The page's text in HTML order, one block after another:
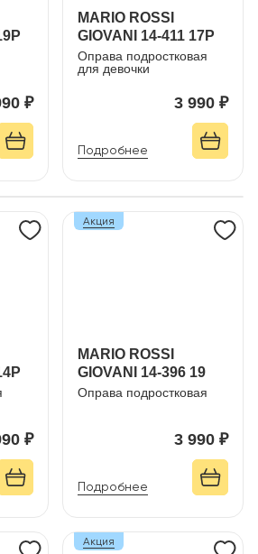
₽
MARIO ROSSI
GIOVANI 14-411 17P
Оправа подростковая
для девочки
3 990 ₽
Подробнее
₽
MARIO ROSSI
GIOVANI 14-396 19
Оправа подростковая
3 990 ₽
Подробнее
Акция
Акция